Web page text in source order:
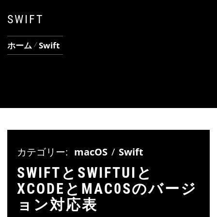
SWIFT
ホーム Swift
カテゴリー: macOS / Swift
SWIFTとSWIFTUIと
XCODEとMAC0Sのバージ
ョン対応表